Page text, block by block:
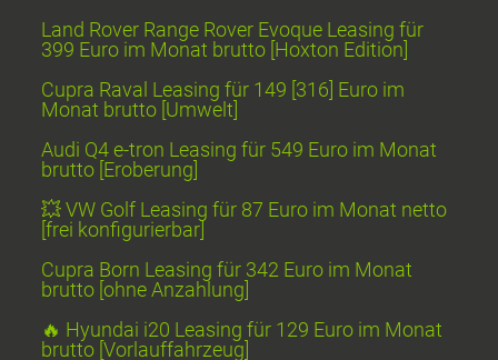
Land Rover Range Rover Evoque Leasing für
399 Euro im Monat brutto [Hoxton Edition]
Cupra Raval Leasing für 149 [316] Euro im
Monat brutto [Umwelt]
Audi Q4 e-tron Leasing für 549 Euro im Monat
brutto [Eroberung]
💥 VW Golf Leasing für 87 Euro im Monat netto
[frei konfigurierbar]
Cupra Born Leasing für 342 Euro im Monat
brutto [ohne Anzahlung]
🔥 Hyundai i20 Leasing für 129 Euro im Monat
brutto [Vorlauffahrzeug]